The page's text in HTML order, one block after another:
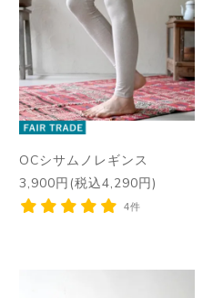
OCシサムノレギンス
3,900円(税込4,290円)
4件